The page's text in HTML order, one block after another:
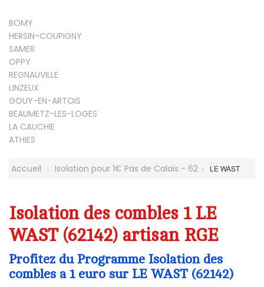
BOMY
HERSIN-COUPIGNY
SAMER
OPPY
REGNAUVILLE
LINZEUX
GOUY-EN-ARTOIS
BEAUMETZ-LES-LOGES
LA CAUCHIE
ATHIES
Accueil Isolation pour 1€ Pas de Calais - 62 LE WAST
Isolation des combles 1 LE
WAST (62142) artisan RGE
Profitez du Programme Isolation des
combles a 1 euro sur LE WAST (62142)